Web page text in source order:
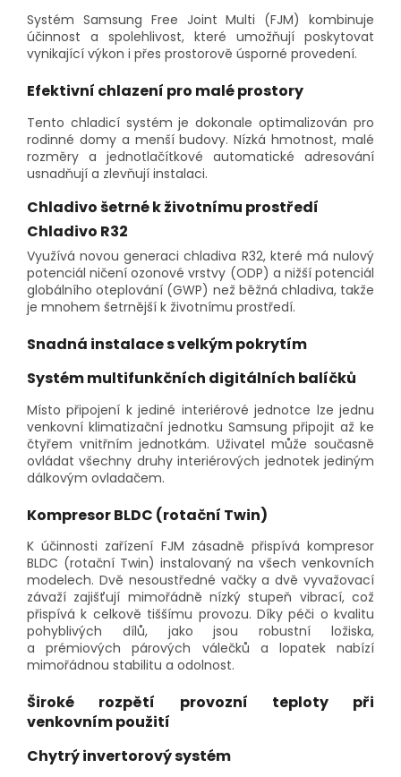
Systém Samsung Free Joint Multi (FJM) kombinuje
účinnost a spolehlivost, které umožňují poskytovat
vynikající výkon i přes prostorově úsporné provedení.
Efektivní chlazení pro malé prostory
Tento chladicí systém je dokonale optimalizován pro
rodinné domy a menší budovy. Nízká hmotnost, malé
rozměry a jednotlačítkové automatické adresování
usnadňují a zlevňují instalaci.
Chladivo šetrné k životnímu prostředí
Chladivo R32
Využívá novou generaci chladiva R32, které má nulový
potenciál ničení ozonové vrstvy (ODP) a nižší potenciál
globálního oteplování (GWP) než běžná chladiva, takže
je mnohem šetrnější k životnímu prostředí.
Snadná instalace s velkým pokrytím
Systém multifunkčních digitálních balíčků
Místo připojení k jediné interiérové jednotce lze jednu
venkovní klimatizační jednotku Samsung připojit až ke
čtyřem vnitřním jednotkám. Uživatel může současně
ovládat všechny druhy interiérových jednotek jediným
dálkovým ovladačem.
Kompresor BLDC (rotační Twin)
K účinnosti zařízení FJM zásadně přispívá kompresor
BLDC (rotační Twin) instalovaný na všech venkovních
modelech. Dvě nesoustředné vačky a dvě vyvažovací
závaží zajišťují mimořádně nízký stupeň vibrací, což
přispívá k celkově tiššímu provozu. Díky péči o kvalitu
pohyblivých dílů, jako jsou robustní ložiska,
a prémiových párových válečků a lopatek nabízí
mimořádnou stabilitu a odolnost.
Široké rozpětí provozní teploty při
venkovním použití
Chytrý invertorový systém